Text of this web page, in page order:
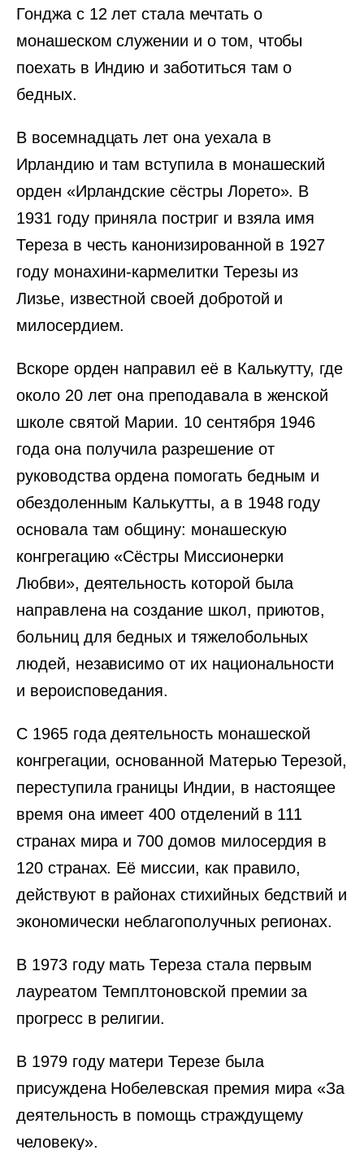
Гонджа с 12 лет стала мечтать о
монашеском служении и о том, чтобы
поехать в Индию и заботиться там о
бедных.
В восемнадцать лет она уехала в
Ирландию и там вступила в монашеский
орден «Ирландские сёстры Лорето». В
1931 году приняла постриг и взяла имя
Тереза в честь канонизированной в 1927
году монахини-кармелитки Терезы из
Лизье, известной своей добротой и
милосердием.
Вскоре орден направил её в Калькутту, где
около 20 лет она преподавала в женской
школе святой Марии. 10 сентября 1946
года она получила разрешение от
руководства ордена помогать бедным и
обездоленным Калькутты, а в 1948 году
основала там общину: монашескую
конгрегацию «Сёстры Миссионерки
Любви», деятельность которой была
направлена на создание школ, приютов,
больниц для бедных и тяжелобольных
людей, независимо от их национальности
и вероисповедания.
С 1965 года деятельность монашеской
конгрегации, основанной Матерью Терезой,
переступила границы Индии, в настоящее
время она имеет 400 отделений в 111
странах мира и 700 домов милосердия в
120 странах. Её миссии, как правило,
действуют в районах стихийных бедствий и
экономически неблагополучных регионах.
В 1973 году мать Тереза стала первым
лауреатом Темплтоновской премии за
прогресс в религии.
В 1979 году матери Терезе была
присуждена Нобелевская премия мира «За
деятельность в помощь страждущему
человеку».